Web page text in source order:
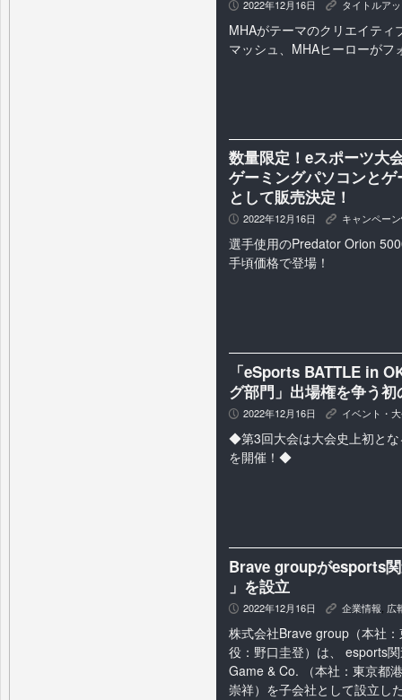
P 2022年12月16日 K タイトルア
MHAがテーマのクリエイティ
マッシュ、MHAヒーローがフ
数量限定！eスポーツ大
ゲーミングパソコンと
として販売決定！
P 2022年12月16日 K キャンペー
選手使用のPredator Orion
手頃価格で登場！
「eSports BATTLE in
グ部門」出場権を争う
P 2022年12月16日 K イベント・
◆第3回大会は大会史上初と
を開催！◆
Brave groupがesports
」を設立
P 2022年12月16日 K 企業情報 広
株式会社Brave group（本社
役：野口圭登）は、 esports
Game & Co. （本社：東京都
崇祥）を子会社として設立し